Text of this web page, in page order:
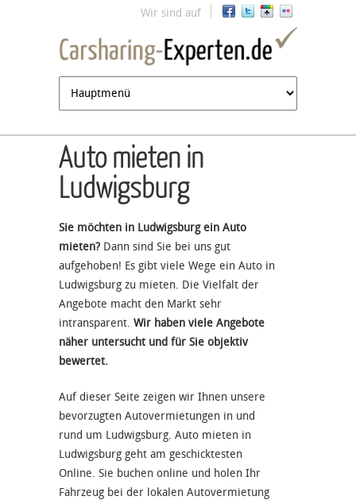
Jump to navigation
Wir sind auf
Auto mieten in
Ludwigsburg
Sie möchten in Ludwigsburg ein Auto
mieten? Dann sind Sie bei uns gut
aufgehoben! Es gibt viele Wege ein Auto in
Ludwigsburg zu mieten. Die Vielfalt der
Angebote macht den Markt sehr
intransparent. Wir haben viele Angebote
näher untersucht und für Sie objektiv
bewertet.
Auf dieser Seite zeigen wir Ihnen unsere
bevorzugten Autovermietungen in und
rund um Ludwigsburg. Auto mieten in
Ludwigsburg geht am geschicktesten
Online. Sie buchen online und holen Ihr
Fahrzeug bei der lokalen Autovermietung